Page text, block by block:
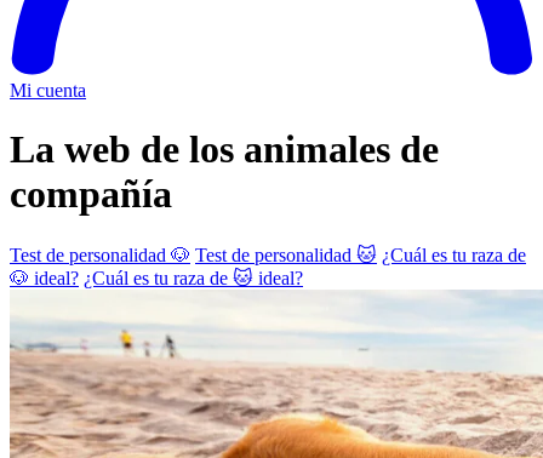
Mi cuenta
La web de los animales de
compañía
Test de personalidad 🐶 Test de personalidad 🐱 ¿Cuál es tu raza de
🐶 ideal? ¿Cuál es tu raza de 🐱 ideal?